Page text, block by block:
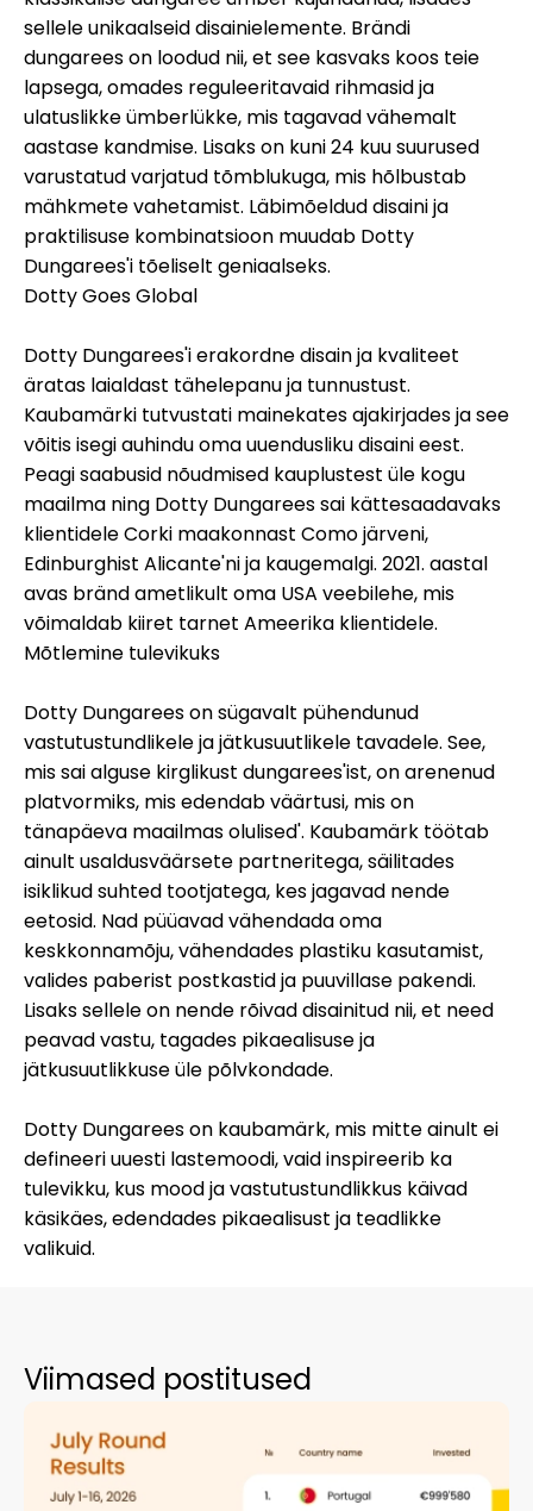
sellele unikaalseid disainielemente. Brändi
dungarees on loodud nii, et see kasvaks koos teie
lapsega, omades reguleeritavaid rihmasid ja
ulatuslikke ümberlükke, mis tagavad vähemalt
aastase kandmise. Lisaks on kuni 24 kuu suurused
varustatud varjatud tõmblukuga, mis hõlbustab
mähkmete vahetamist. Läbimõeldud disaini ja
praktilisuse kombinatsioon muudab Dotty
Dungarees'i tõeliselt geniaalseks.
Dotty Goes Global
Dotty Dungarees'i erakordne disain ja kvaliteet
äratas laialdast tähelepanu ja tunnustust.
Kaubamärki tutvustati mainekates ajakirjades ja see
võitis isegi auhindu oma uuendusliku disaini eest.
Peagi saabusid nõudmised kauplustest üle kogu
maailma ning Dotty Dungarees sai kättesaadavaks
klientidele Corki maakonnast Como järveni,
Edinburghist Alicante'ni ja kaugemalgi. 2021. aastal
avas bränd ametlikult oma USA veebilehe, mis
võimaldab kiiret tarnet Ameerika klientidele.
Mõtlemine tulevikuks
Dotty Dungarees on sügavalt pühendunud
vastutustundlikele ja jätkusuutlikele tavadele. See,
mis sai alguse kirglikust dungarees'ist, on arenenud
platvormiks, mis edendab väärtusi, mis on
tänapäeva maailmas olulised'. Kaubamärk töötab
ainult usaldusväärsete partneritega, säilitades
isiklikud suhted tootjatega, kes jagavad nende
eetosid. Nad püüavad vähendada oma
keskkonnamõju, vähendades plastiku kasutamist,
valides paberist postkastid ja puuvillase pakendi.
Lisaks sellele on nende rõivad disainitud nii, et need
peavad vastu, tagades pikaealisuse ja
jätkusuutlikkuse üle põlvkondade.
Dotty Dungarees on kaubamärk, mis mitte ainult ei
defineeri uuesti lastemoodi, vaid inspireerib ka
tulevikku, kus mood ja vastutustundlikkus käivad
käsikäes, edendades pikaealisust ja teadlikke
valikuid.
Viimased postitused